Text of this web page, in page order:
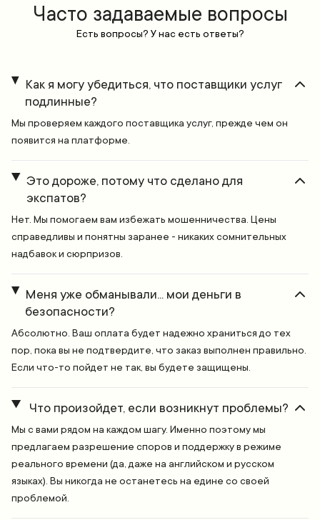
Часто задаваемые вопросы
Есть вопросы? У нас есть ответы?
Как я могу убедиться, что поставщики услуг
подлинные?
Мы проверяем каждого поставщика услуг, прежде чем он
появится на платформе.
Это дороже, потому что сделано для
экспатов?
Нет. Мы помогаем вам избежать мошенничества. Цены
справедливы и понятны заранее - никаких сомнительных
надбавок и сюрпризов.
Меня уже обманывали... мои деньги в
безопасности?
Абсолютно. Ваш оплата будет надежно храниться до тех
пор, пока вы не подтвердите, что заказ выполнен правильно.
Если что-то пойдет не так, вы будете защищены.
Что произойдет, если возникнут проблемы?
Мы с вами рядом на каждом шагу. Именно поэтому мы
предлагаем разрешение споров и поддержку в режиме
реального времени (да, даже на английском и русском
языках). Вы никогда не останетесь на едине со своей
проблемой.